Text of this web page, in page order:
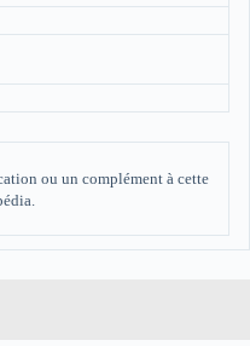
ou un complément à cette